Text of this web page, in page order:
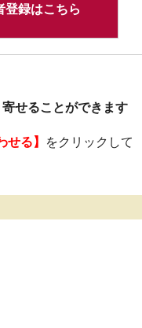
登録はこちら
せることができます
せる】
をクリックして